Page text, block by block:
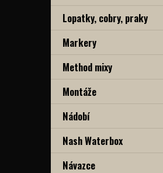
Lopatky, cobry, praky
Markery
Method mixy
Montáže
Nádobí
Nash Waterbox
Návazce